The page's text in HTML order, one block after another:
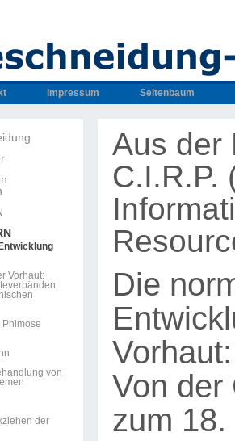
Impressum Seitenbaum
Vorhaut:
von
der
Aus der
C.I.R.P.
Die
Vorhaut:
Von der
zum